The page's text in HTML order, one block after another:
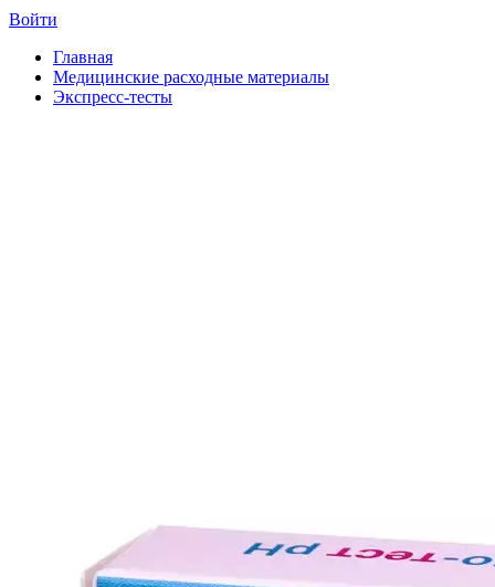
Войти
Главная
Медицинские расходные материалы
Экспресс-тесты